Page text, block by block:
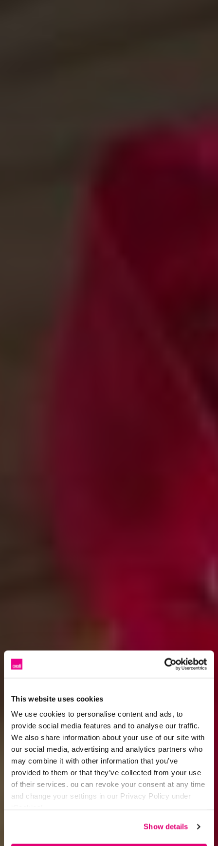
This website uses cookies
We use cookies to personalise content and ads, to
provide social media features and to analyse our traffic.
We also share information about your use of our site with
our social media, advertising and analytics partners who
may combine it with other information that you’ve
provided to them or that they’ve collected from your use
of their services. ou can revoke your consent at any time
and change your settings in our Privacy Policy under
Show details